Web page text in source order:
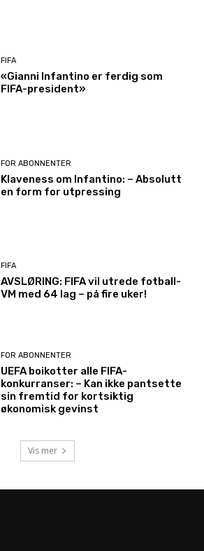
FIFA
«Gianni Infantino er ferdig som
FIFA-president»
FOR ABONNENTER
Klaveness om Infantino: – Absolutt
en form for utpressing
FIFA
AVSLØRING: FIFA vil utrede fotball-
VM med 64 lag – på fire uker!
FOR ABONNENTER
UEFA boikotter alle FIFA-
konkurranser: – Kan ikke pantsette
sin fremtid for kortsiktig
økonomisk gevinst
Vis mer